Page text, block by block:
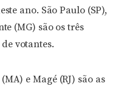
ano. São Paulo (SP),
(MG) são os três
votantes.
e Magé (RJ) são as